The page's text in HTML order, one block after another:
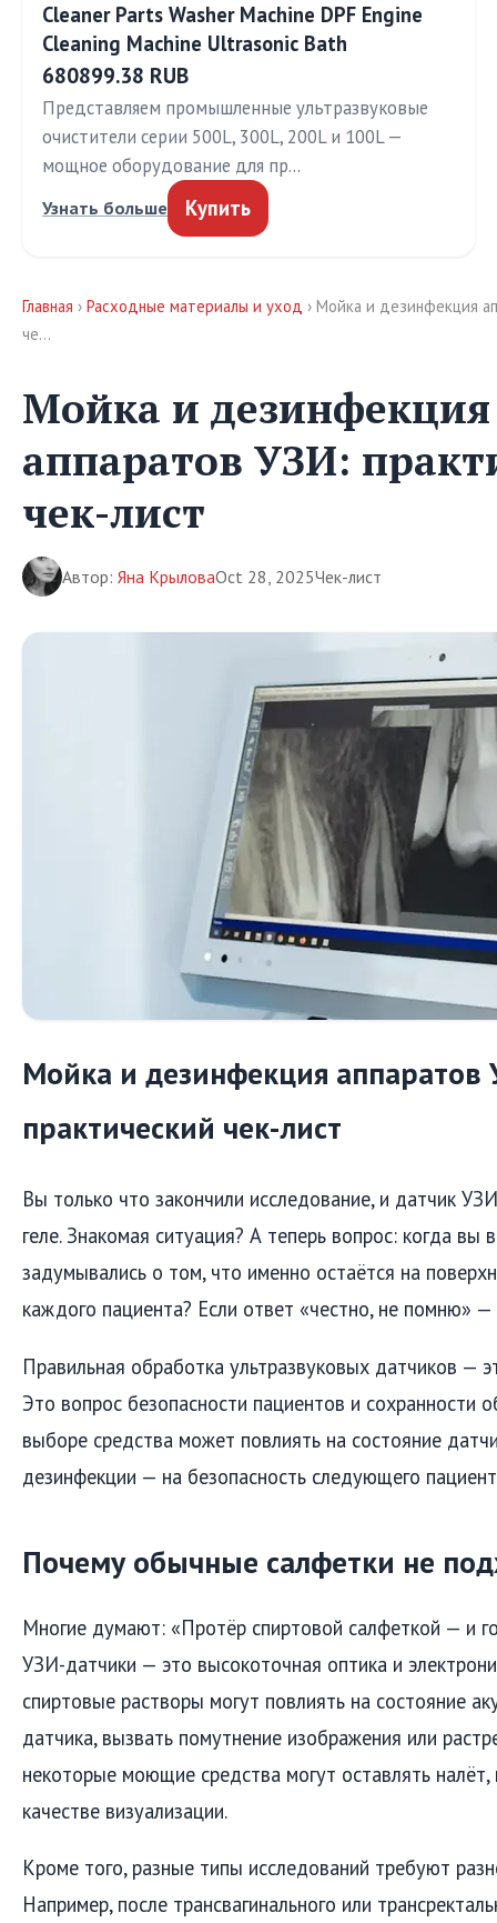
Cleaner Parts Washer Machine DPF Engine
Cleaning Machine Ultrasonic Bath
680899.38 RUB
Представляем промышленные ультразвуковые
очистители серии 500L, 300L, 200L и 100L —
мощное оборудование для пр…
Узнать больше Купить
Главная › Расходные материалы и уход › Мойка и дезинфекция
че…
Мойка и дезинфекция
аппаратов УЗИ:
чек-лист
Автор: Яна КрыловаOct 28, 2025Чек-лист
Мойка и дезинфекция аппаратов
практический чек-лист
Вы только что закончили исследование, и датчик
геле. Знакомая ситуация? А теперь вопрос: когда вы
задумывались о том, что именно остаётся на
каждого пациента? Если ответ «честно, не помню» —
Правильная обработка ультразвуковых датчиков —
Это вопрос безопасности пациентов и сохранности
выборе средства может повлиять на состояние
дезинфекции — на безопасность следующего
Почему обычные салфетки не
Многие думают: «Протёр спиртовой салфеткой — и
УЗИ-датчики — это высокоточная оптика и
спиртовые растворы могут повлиять на состояние
датчика, вызвать помутнение изображения или
некоторые моющие средства могут оставлять налёт,
качестве визуализации.
Кроме того, разные типы исследований требуют
Например, после трансвагинального или